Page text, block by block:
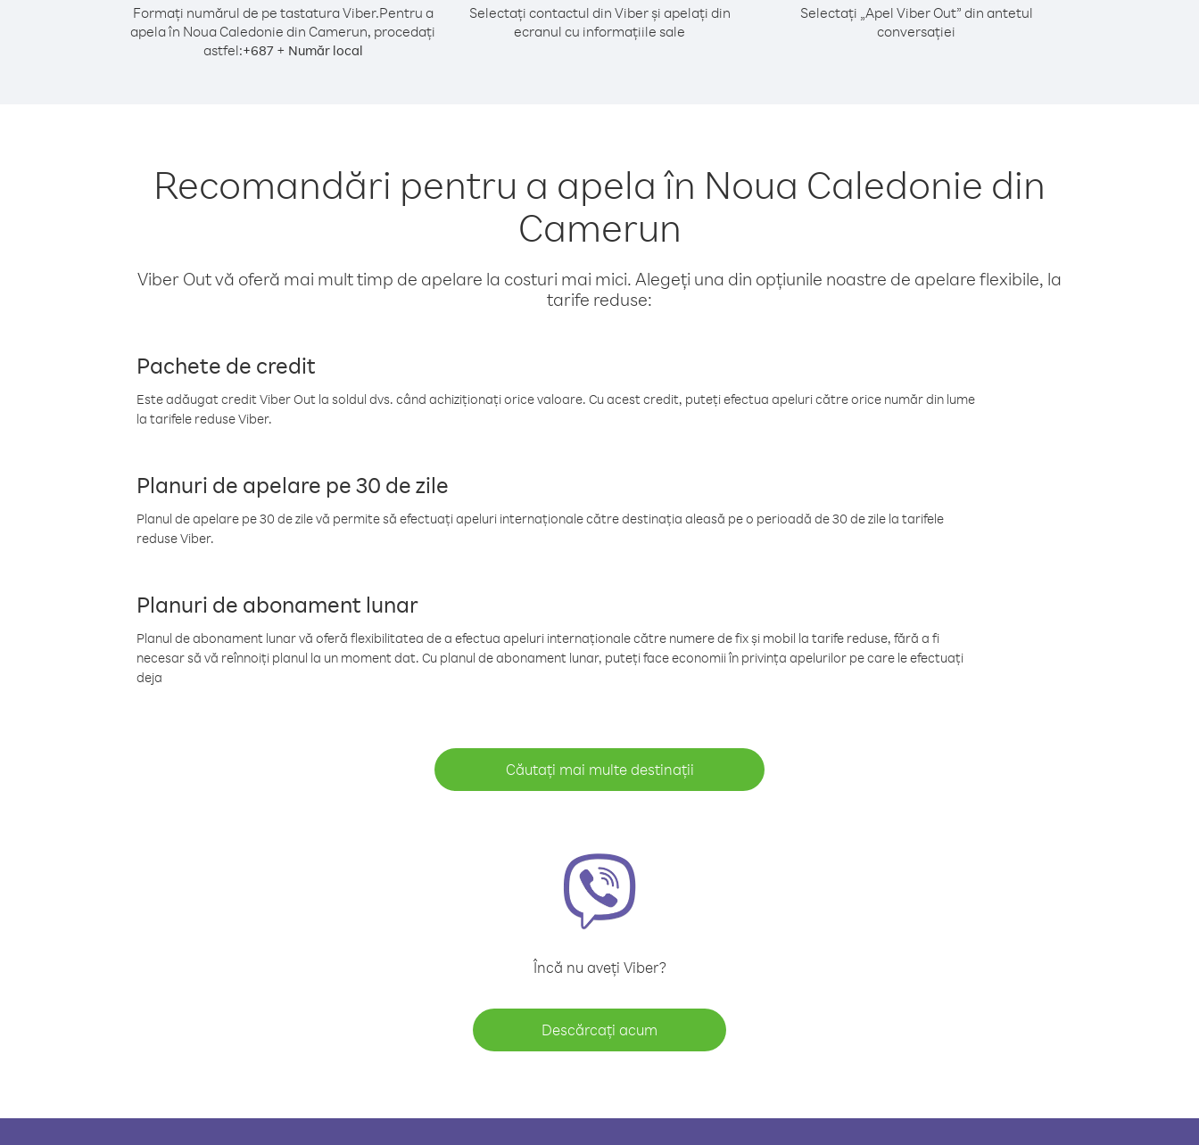
Formați numărul de pe tastatura Viber.Pentru a
apela în Noua Caledonie din Camerun, procedați
astfel:+687+ Număr local
Selectați contactul din Viber și apelați din
ecranul cu informațiile sale
Selectați „Apel Viber Out” din antetul
conversației
Recomandări pentru a apela în Noua Caledonie din
Camerun
Viber Out vă oferă mai mult timp de apelare la costuri mai mici. Alegeți una din opțiunile noastre de apelare flexibile, la
tarife reduse:
Pachete de credit
Este adăugat credit Viber Out la soldul dvs. când achiziționați orice valoare. Cu acest credit, puteți efectua apeluri către orice număr din lume
la tarifele reduse Viber.
Planuri de apelare pe 30 de zile
Planul de apelare pe 30 de zile vă permite să efectuați apeluri internaționale către destinația aleasă pe o perioadă de 30 de zile la tarifele
reduse Viber.
Planuri de abonament lunar
Planul de abonament lunar vă oferă flexibilitatea de a efectua apeluri internaționale către numere de fix și mobil la tarife reduse, fără a fi
necesar să vă reînnoiți planul la un moment dat. Cu planul de abonament lunar, puteți face economii în privința apelurilor pe care le efectuați
deja
Căutați mai multe destinații
Încă nu aveți Viber?
Descărcați acum